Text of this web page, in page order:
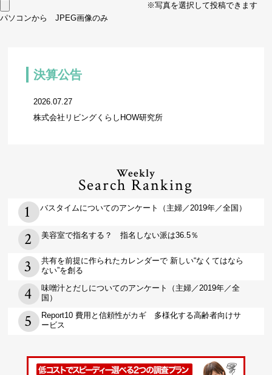
※写真を選択して投稿できます
パソコンから JPEG画像のみ
決算公告
2026.07.27
株式会社リビングくらしHOW研究所
Weekly
Search Ranking
バスタイムについてのアンケート（主婦／2019年／全国）
美容室で指名する？ 指名しない派は36.5％
共有を前提に作られたカレンダーで 新しい“なくてはなら
ない”を創る
味噌汁とだしについてのアンケート（主婦／2019年／全
国）
Report10 費用と信頼性がカギ 多様化する高齢者向けサ
ービス